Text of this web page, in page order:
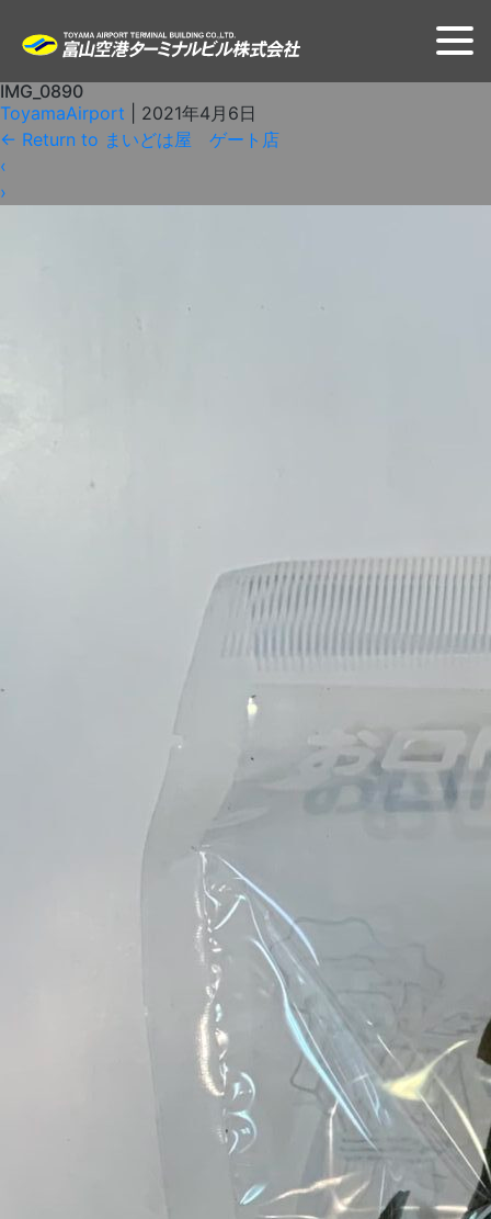
IMG_0890
ToyamaAirport
2021年4月6日
← Return to まいどは屋 ゲート店
‹
›